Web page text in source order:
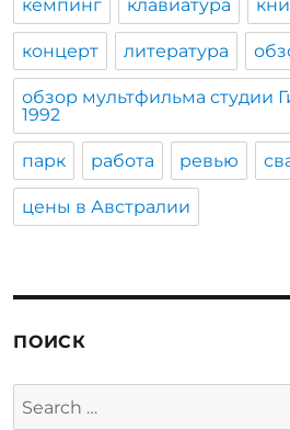
кемпинг клавиатура
концерт литература
обзор мультфильма студии
1992
парк работа ревью
цены в Австралии
ПОИСК
Search